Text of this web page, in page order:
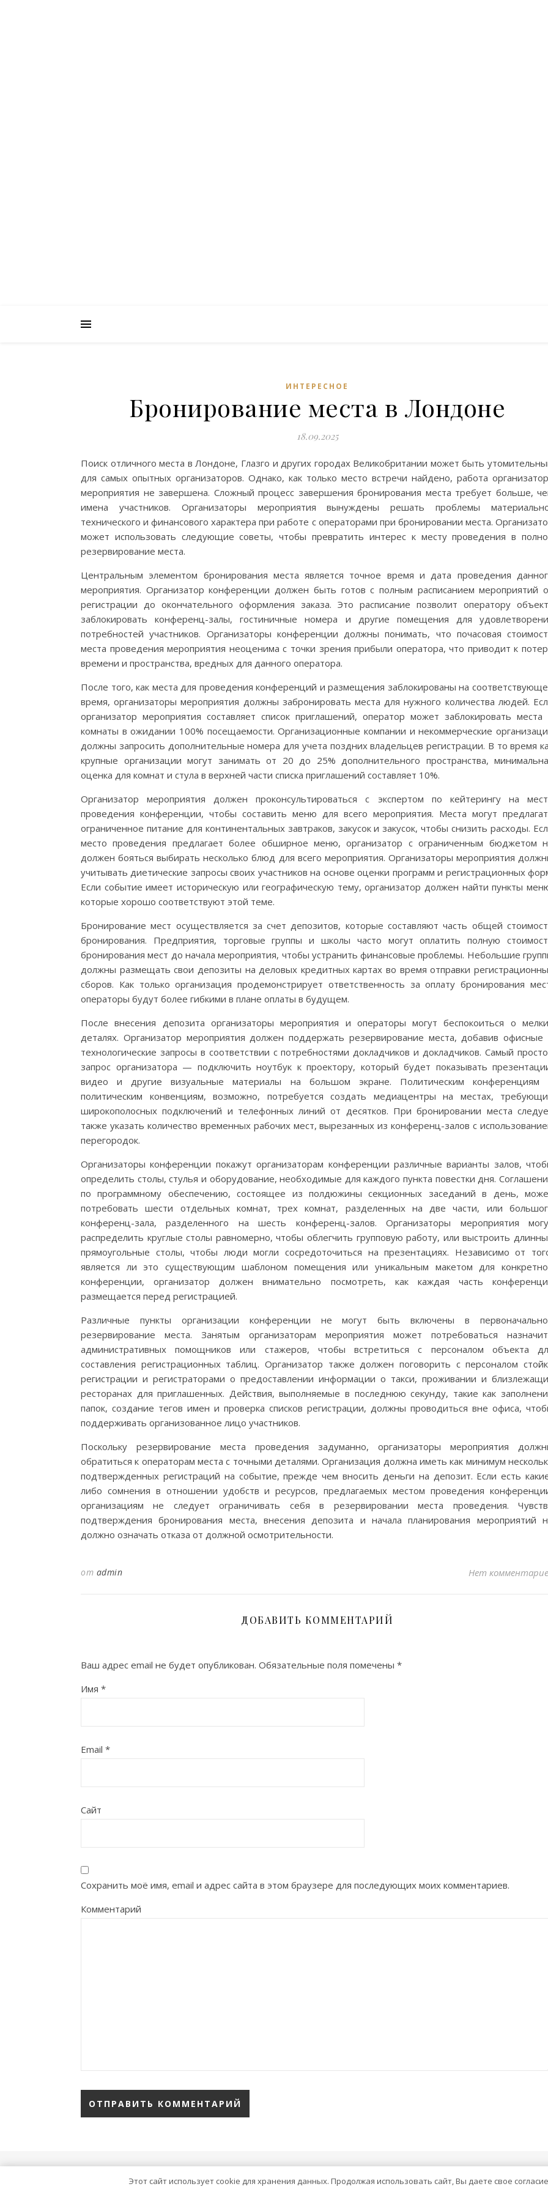
ИНТЕРЕСНОЕ
Бронирование места в Лондоне
18.09.2025
Поиск отличного места в Лондоне, Глазго и других городах Великобритании может быть
для самых опытных организаторов. Однако, как только место встречи найдено, работа
мероприятия не завершена. Сложный процесс завершения бронирования места требует больше,
имена участников. Организаторы мероприятия вынуждены решать проблемы
технического и финансового характера при работе с операторами при бронировании места.
может использовать следующие советы, чтобы превратить интерес к месту проведения в
резервирование места.
Центральным элементом бронирования места является точное время и дата проведения
мероприятия. Организатор конференции должен быть готов с полным расписанием мероприятий
регистрации до окончательного оформления заказа. Это расписание позволит оператору
заблокировать конференц-залы, гостиничные номера и другие помещения для
потребностей участников. Организаторы конференции должны понимать, что почасовая
места проведения мероприятия неоценима с точки зрения прибыли оператора, что приводит к
времени и пространства, вредных для данного оператора.
После того, как места для проведения конференций и размещения заблокированы на
время, организаторы мероприятия должны забронировать места для нужного количества людей.
организатор мероприятия составляет список приглашений, оператор может заблокировать места
комнаты в ожидании 100% посещаемости. Организационные компании и некоммерческие
должны запросить дополнительные номера для учета поздних владельцев регистрации. В то время
крупные организации могут занимать от 20 до 25% дополнительного пространства,
оценка для комнат и стула в верхней части списка приглашений составляет 10%.
Организатор мероприятия должен проконсультироваться с экспертом по кейтерингу на
проведения конференции, чтобы составить меню для всего мероприятия. Места могут
ограниченное питание для континентальных завтраков, закусок и закусок, чтобы снизить расходы.
место проведения предлагает более обширное меню, организатор с ограниченным бюджетом
должен бояться выбирать несколько блюд для всего мероприятия. Организаторы мероприятия
учитывать диетические запросы своих участников на основе оценки программ и регистрационных
Если событие имеет историческую или географическую тему, организатор должен найти пункты
которые хорошо соответствуют этой теме.
Бронирование мест осуществляется за счет депозитов, которые составляют часть общей
бронирования. Предприятия, торговые группы и школы часто могут оплатить полную
бронирования мест до начала мероприятия, чтобы устранить финансовые проблемы. Небольшие
должны размещать свои депозиты на деловых кредитных картах во время отправки
сборов. Как только организация продемонстрирует ответственность за оплату бронирования
операторы будут более гибкими в плане оплаты в будущем.
После внесения депозита организаторы мероприятия и операторы могут беспокоиться о
деталях. Организатор мероприятия должен поддержать резервирование места, добавив офисные
технологические запросы в соответствии с потребностями докладчиков и докладчиков. Самый
запрос организатора — подключить ноутбук к проектору, который будет показывать
видео и другие визуальные материалы на большом экране. Политическим конференциям
политическим конвенциям, возможно, потребуется создать медиацентры на местах,
широкополосных подключений и телефонных линий от десятков. При бронировании места
также указать количество временных рабочих мест, вырезанных из конференц-залов с
перегородок.
Организаторы конференции покажут организаторам конференции различные варианты залов,
определить столы, стулья и оборудование, необходимые для каждого пункта повестки дня.
по программному обеспечению, состоящее из полдюжины секционных заседаний в день,
потребовать шести отдельных комнат, трех комнат, разделенных на две части, или
конференц-зала, разделенного на шесть конференц-залов. Организаторы мероприятия
распределить круглые столы равномерно, чтобы облегчить групповую работу, или выстроить
прямоугольные столы, чтобы люди могли сосредоточиться на презентациях. Независимо от
является ли это существующим шаблоном помещения или уникальным макетом для
конференции, организатор должен внимательно посмотреть, как каждая часть
размещается перед регистрацией.
Различные пункты организации конференции не могут быть включены в
резервирование места. Занятым организаторам мероприятия может потребоваться
административных помощников или стажеров, чтобы встретиться с персоналом объекта
составления регистрационных таблиц. Организатор также должен поговорить с персоналом
регистрации и регистраторами о предоставлении информации о такси, проживании и
ресторанах для приглашенных. Действия, выполняемые в последнюю секунду, такие как
папок, создание тегов имен и проверка списков регистрации, должны проводиться вне офиса,
поддерживать организованное лицо участников.
Поскольку резервирование места проведения задуманно, организаторы мероприятия
обратиться к операторам места с точными деталями. Организация должна иметь как минимум
подтвержденных регистраций на событие, прежде чем вносить деньги на депозит. Если есть
либо сомнения в отношении удобств и ресурсов, предлагаемых местом проведения
организациям не следует ограничивать себя в резервировании места проведения.
подтверждения бронирования места, внесения депозита и начала планирования мероприятий
должно означать отказа от должной осмотрительности.
от admin Нет
ДОБАВИТЬ КОММЕНТАРИЙ
Ваш адрес email не будет опубликован. Обязательные поля помечены *
Имя *
Email *
Сайт
Сохранить моё имя, email и адрес сайта в этом браузере для последующих моих комментариев.
Комментарий
Этот сайт использует cookie для хранения данных. Продолжая использовать сайт, Вы даете свое